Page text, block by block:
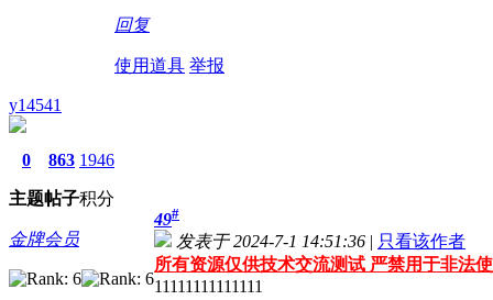
回复
使用道具 举报
y14541
0
主题
863
帖子
1946
积分
金牌会员
49#
发表于 2024-7-1 14:51:36 | 只看该作者
所有资源仅供技术交流测试 严禁用于非法
11111111111111